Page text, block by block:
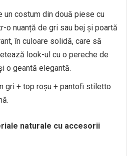
un costum din două piese cu
o nuanță de gri sau bej și poartă
în culoare solidă, care să
look-ul cu o pereche de
o geantă elegantă.
gri + top roșu + pantofi stiletto
naturale cu accesorii